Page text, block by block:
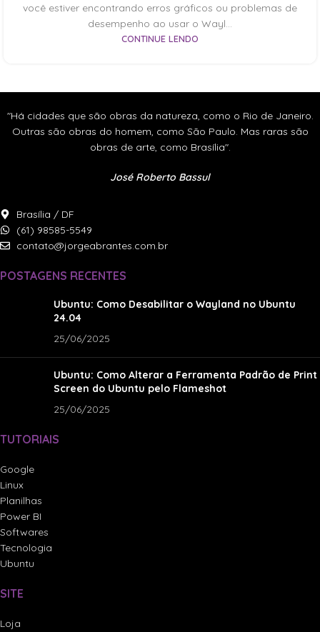
você estiver encontrando erros gráficos ou problemas de
desempenho ao usar o Wayl...
CONTINUE LENDO
"Há cidades que são obras da natureza, como o Rio de Janeiro.
Outras são obras do homem, como São Paulo. Mas raras são
obras de arte, como Brasília".
José Roberto Bassul
Brasília / DF
(61) 98585-5549
contato@jorgeabrantes.com.br
POSTAGENS RECENTES
Ubuntu: Como Desabilitar o Wayland no Ubuntu
24.04
25/06/2025
Ubuntu: Como Alterar a Ferramenta Padrão de Print
Screen do Ubuntu pelo Flameshot
25/06/2025
TUTORIAIS
Google
Linux
Planilhas
Power BI
Softwares
Tecnologia
Ubuntu
SITE
Loja